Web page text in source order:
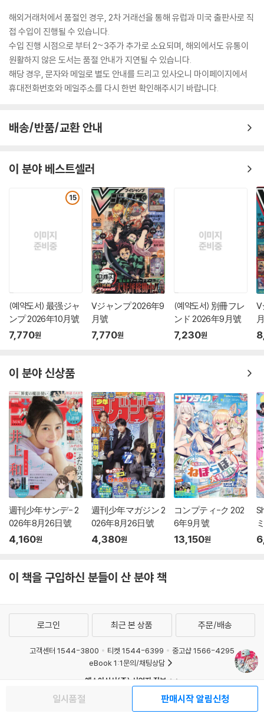
해외거래처에서 품절인 경우, 2차 거래선을 통해 유럽과 미국 출판사로 직
접 수입이 진행될 수 있습니다.
수입 진행 시점으로 부터 2~3주가 추가로 소요되며, 해외에서도 유통이
원활하지 않은 도서는 품절 안내가 지연될 수 있습니다.
해당 경우, 문자와 메일로 별도 안내를 드리고 있사오니 마이페이지에서
휴대전화번호와 메일주소를 다시 한번 확인해주시기 바랍니다.
배송/반품/교환 안내
이 분야 베스트셀러
15
(예약도서) 最强ジャ
ンプ 2026年10月號
7,770원
Vジャンプ 2026年9
月號
7,770원
(예약도서) 別冊フレ
ンド 2026年9月號
7,230원
V
이 분야 신상품
週刊少年サンデ- 2
026年8月26日號
4,160원
週刊少年マガジン 2
026年8月26日號
4,380원
コンプティ-ク 202
6年9月號
13,150원
이 책을 구입하신 분들이 산 분야 책
일시품절 판매시작 알림신청
로그인 최근 본 상품 주문/배송
고객센터 1544-3800 티켓 1544-6399
중고샵 1566-4295
eBook 1:1문의/채팅상담
예스이십사(주) 사업자 정보
이용약관
청소년보호정책
회사소개 거래처관계자께